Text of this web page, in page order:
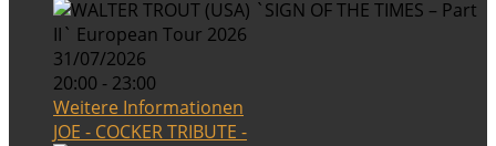
31/07/2026
20:00 - 23:00
Weitere Informationen
JOE - COCKER TRIBUTE -